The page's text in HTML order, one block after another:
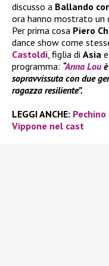
discusso a Ballando
ora hanno mostrato un
Per prima cosa Piero
dance show come
Castoldi, figlia di Asia e
programma: “Anna Lou
sopravvissuta con due
ragazza resiliente”.
LEGGI ANCHE:
Vippone nel cast